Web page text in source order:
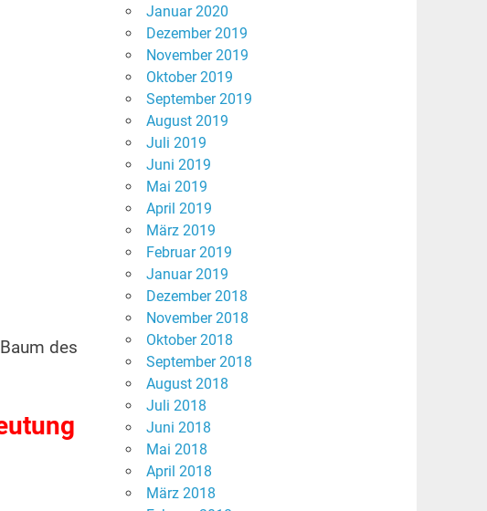
des
Januar 2020
Dezember 2019
November 2019
Oktober 2019
September 2019
August 2019
Juli 2019
Juni 2019
Mai 2019
April 2019
März 2019
Februar 2019
Januar 2019
Dezember 2018
November 2018
Oktober 2018
September 2018
August 2018
Juli 2018
Juni 2018
Mai 2018
April 2018
März 2018